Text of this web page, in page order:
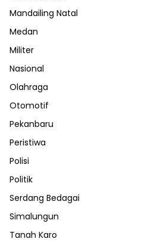
Mandailing Natal
Medan
Militer
Nasional
Olahraga
Otomotif
Pekanbaru
Peristiwa
Polisi
Politik
Serdang Bedagai
Simalungun
Tanah Karo